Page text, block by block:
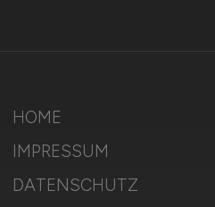
HOME
IMPRESSUM
DATENSCHUTZ